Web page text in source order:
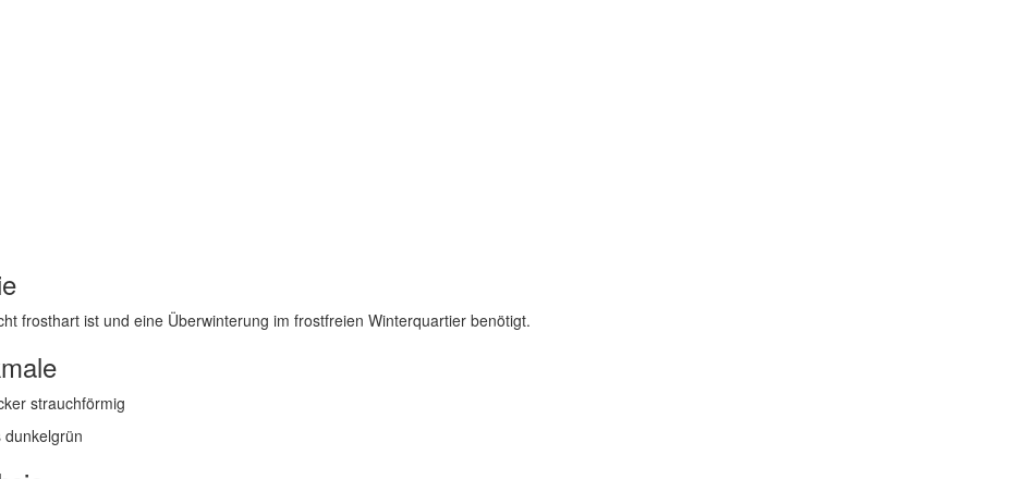
frosthart ist und eine Überwinterung im frostfreien Winterquartier benötigt.
strauchförmig
dunkelgrün